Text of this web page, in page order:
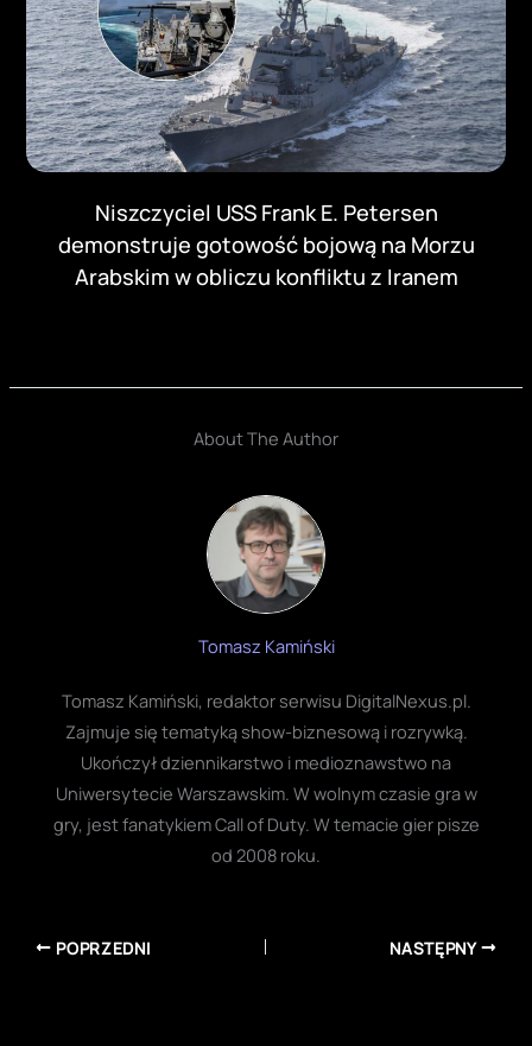
Niszczyciel USS Frank E. Petersen
demonstruje gotowość bojową na Morzu
Arabskim w obliczu konfliktu z Iranem
About The Author
Tomasz Kamiński
Tomasz Kamiński, redaktor serwisu DigitalNexus.pl.
Zajmuje się tematyką show-biznesową i rozrywką.
Ukończył dziennikarstwo i medioznawstwo na
Uniwersytecie Warszawskim. W wolnym czasie gra w
gry, jest fanatykiem Call of Duty. W temacie gier pisze
od 2008 roku.
POPRZEDNI NASTĘPNY